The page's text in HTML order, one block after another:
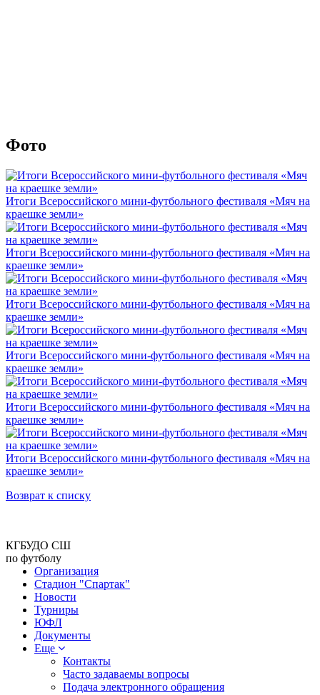
Фото
Итоги Всероссийского мини-футбольного фестиваля «Мяч на
краешке земли»
Итоги Всероссийского мини-футбольного фестиваля «Мяч на
краешке земли»
Итоги Всероссийского мини-футбольного фестиваля «Мяч на
краешке земли»
Итоги Всероссийского мини-футбольного фестиваля «Мяч на
краешке земли»
Итоги Всероссийского мини-футбольного фестиваля «Мяч на
краешке земли»
Итоги Всероссийского мини-футбольного фестиваля «Мяч на
краешке земли»
Возврат к списку
КГБУДО СШ
по футболу
Организация
Стадион "Спартак"
Новости
Турниры
ЮФЛ
Документы
Еще
Контакты
Часто задаваемы вопросы
Подача электронного обращения